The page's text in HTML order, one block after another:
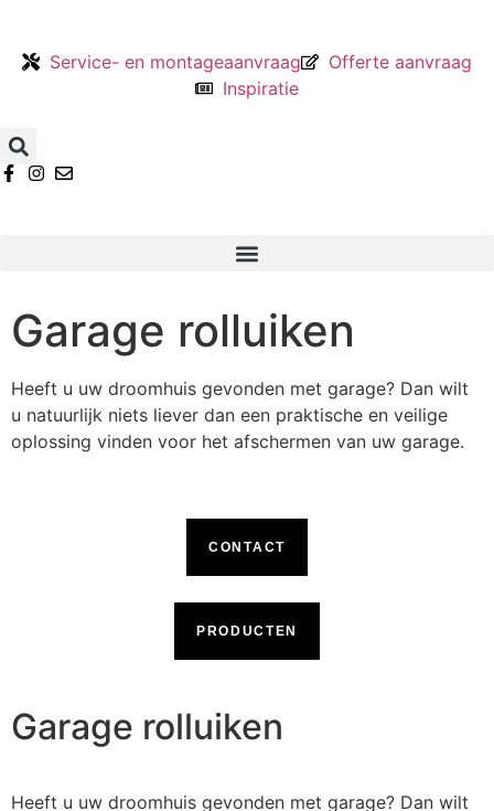
Service- en montageaanvraag
Offerte aanvraag
Inspiratie
Garage rolluiken
Heeft u uw droomhuis gevonden met garage? Dan wilt
u natuurlijk niets liever dan een praktische en veilige
oplossing vinden voor het afschermen van uw garage.
CONTACT
PRODUCTEN
Garage rolluiken
Heeft u uw droomhuis gevonden met garage? Dan wilt